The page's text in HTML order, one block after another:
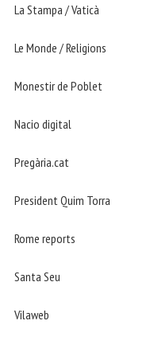
La Stampa / Vaticà
Le Monde / Religions
Monestir de Poblet
Nacio digital
Pregària.cat
President Quim Torra
Rome reports
Santa Seu
Vilaweb